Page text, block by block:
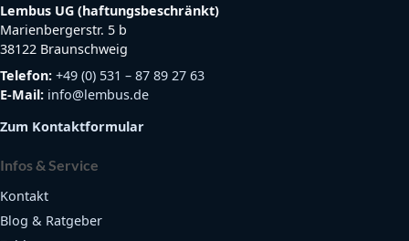
Lembus UG (haftungsbeschränkt)
Marienbergerstr. 5 b
38122 Braunschweig
Telefon: +49 (0) 531 – 87 89 27 63
E-Mail: info@lembus.de
Zum Kontaktformular
Infos & Service
Kontakt
Blog & Ratgeber